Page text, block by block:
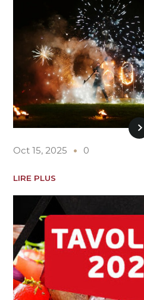
Oct 15, 2025 0
LIRE PLUS